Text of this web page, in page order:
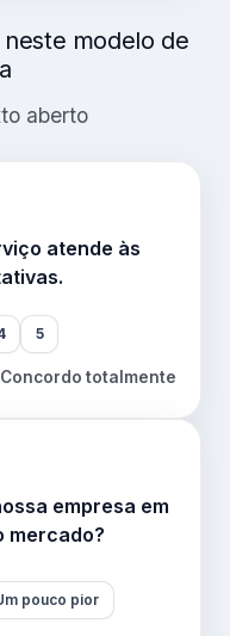
modelo de
aberto
atende às
5
Concordo totalmente
empresa em
mercado?
pouco pior